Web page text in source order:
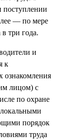
поступлении
— по мере
три года.
и
к
ознакомления
лицом) с
по охране
порядок
труда